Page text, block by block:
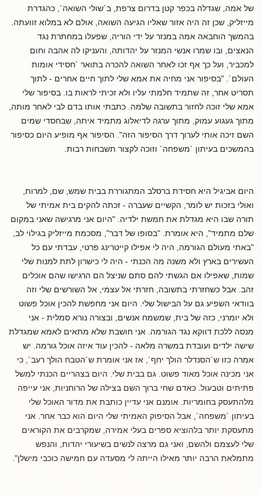
של אמה, שגדלה בכפר קטן בדרום צרפת, ב´שולי השואה´, כהגדרת
מייזליק, שכן זה היה אזור שאליו הגיעה השואה, אולם לא במלוא זוועתה.
בהמשך הוחבאה אמה במנזר על ידי הוריה, שפעלו במחתרת נגד
הנאצים, ובו שמרו אנשי המנזר על יהדותה, והעניקו לה אהבה וחום
למכביר, ועל כך אף זכו לאחר השואה להכרה בתואר ´חסידי אומות
העולם´. "בסיפור אני מחיה את אמא שלי לתוך חיים אחרים - לתוך
תסריט אחר, זה שתמיד חלמתי עליו ולא זכיתי לראות בו. בסיפור שלי
אמא שלי זוכה לחזור בתשובה שלמה. כתבתי אותו בדם לבי לאחר מותה,
מתוך געגוע עמוק, מתוך ערגה לדיאלוג מתמיד איתה, שבחסדי שמים
השם זיכה אותי לערוך דרך הסיפור הזה". הסיפור אף מופיע היום כסיפור
בהמשכים בעיתון ´משפחה´ וזוכה לקצור תשבחות רבות.
היום אביגיל היא חסידת ברסלב המתגוררת בבית שמש, שם, למרות,
ואולי בזכות יש לומר, הקשיים שעברה - זכתה להקים בית אמיתי של
תורה שבו היא מגדלת את חמשת ילדיה. "היום אני מרגישה שאני במקום
שלם מתמיד", היא אומרת. "בסופו של דבר", מסכמת מייזליק בגילוי לב,
"באתי מעולם הגורמה, היה לי אפילו קייטרינג פרטי, עבדתי עם כל
העשירים בארץ ולא משנה מה הכנתי - היה לי כישרון לתת למנות שלי
שמות, שאפילו אם הגשתי להם סתם שניצל הם הרגישו שהם אוכלים
זהב. אבל כשחזרתי בתשובה, חזרתי אל עצמי, אל השורשים שלי וזה
בוודאי השפיע גם על הבישול שלי. היום אני מחפשת להכין אוכל פשוט
ולא יומרני, כזה של בית, שמשמח אנשים, ובצורה נורא סמלית - אני
מנסה ללכת דווקא נגד הגורמה. אני חושבת שלא מתאים לאמא שמגדלת
שישה ילדים ועובדת במשרה מלאה - להכין עוד איזה אוכל גורמה. יש
אמרה כזו ש´הסנדלר הולך יחף´, אז אני אומרת ש´הטבח הולך רעב´, כי
אני מכינה אוכל מאוד פשוט. גם בבית שלי. היום בצהריים הכנתי למשל
פתיתים וטבעול. כאדם שחי ברוך השם בצילה של הרוחניות, אני עייפה
מלהתעסק בחומריות. אומנם אני עדיין כותבת את מדור האוכל שלי
בעיתון ´משפחה´, אבל הסיפוק האמיתי שלי היום הוא כבר אחר. אני
מתעסקת יותר בלהוציא ספרים בעלי אמירה, שמקרבים את הקוראים
שלי לעצמם ולהשם, ואני גם מרצה לנשים בשיעורי יהדות, והנפש
מתמלאת הרבה יותר מאילו הייתה לי מסעדה עם חמישה כוכבי מישלן".